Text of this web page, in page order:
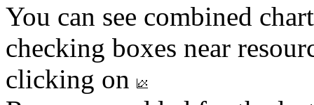
You can see combined
checking boxes near
clicking on